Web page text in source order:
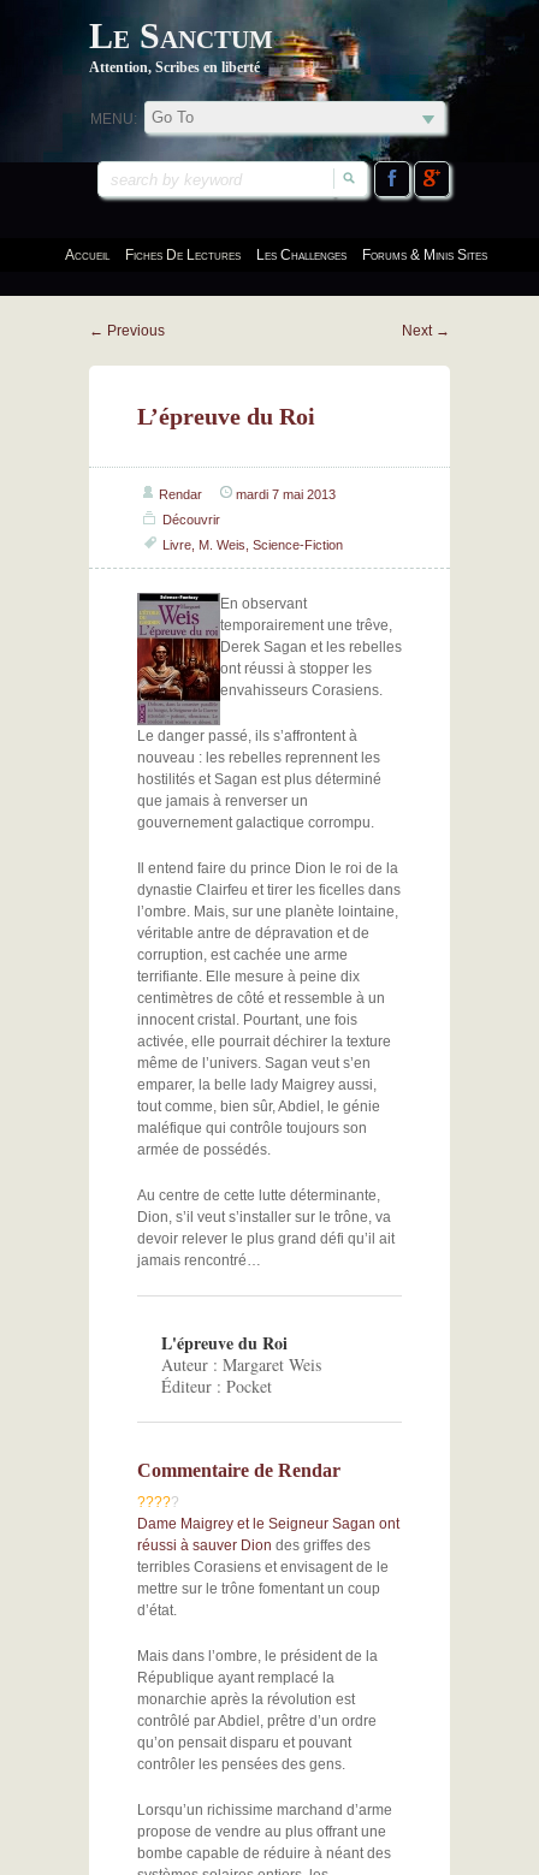
Le Sanctum
Attention, Scribes en liberté
MENU:
Accueil Fiches De Lectures Les Challenges Forums & Minis Sites
← Previous Next →
L’épreuve du Roi
Rendar
mardi 7 mai 2013
Découvrir
Livre M. Weis Science-Fiction
En observant
temporairement une trêve,
Derek Sagan et les rebelles
ont réussi à stopper les
envahisseurs Corasiens.
Le danger passé, ils s’affrontent à
nouveau : les rebelles reprennent les
hostilités et Sagan est plus déterminé
que jamais à renverser un
gouvernement galactique corrompu.
Il entend faire du prince Dion le roi de la
dynastie Clairfeu et tirer les ficelles dans
l’ombre. Mais, sur une planète lointaine,
véritable antre de dépravation et de
corruption, est cachée une arme
terrifiante. Elle mesure à peine dix
centimètres de côté et ressemble à un
innocent cristal. Pourtant, une fois
activée, elle pourrait déchirer la texture
même de l’univers. Sagan veut s’en
emparer, la belle lady Maigrey aussi,
tout comme, bien sûr, Abdiel, le génie
maléfique qui contrôle toujours son
armée de possédés.
Au centre de cette lutte déterminante,
Dion, s’il veut s’installer sur le trône, va
devoir relever le plus grand défi qu’il ait
jamais rencontré…
L'épreuve du Roi
Auteur : Margaret Weis
Éditeur : Pocket
Commentaire de Rendar
?????
Dame Maigrey et le Seigneur Sagan ont
réussi à sauver Dion des griffes des
terribles Corasiens et envisagent de le
mettre sur le trône fomentant un coup
d’état.
Mais dans l’ombre, le président de la
République ayant remplacé la
monarchie après la révolution est
contrôlé par Abdiel, prêtre d’un ordre
qu’on pensait disparu et pouvant
contrôler les pensées des gens.
Lorsqu’un richissime marchand d’arme
propose de vendre au plus offrant une
bombe capable de réduire à néant des